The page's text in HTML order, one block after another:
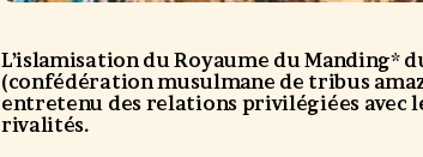
L’islamisation du Royaume du Manding*
(confédération musulmane de tribus
entretenu des relations privilégiées avec
rivalités.